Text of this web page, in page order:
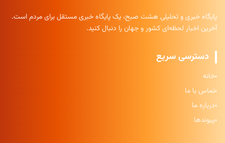
پایگاه خبری و تحلیلی هشت صبح، یک پایگاه خبری مستقل برای مردم است.
آخرین اخبار لحظه‌ای کشور و جهان را دنبال کنید.
دسترسی سریع
خانه
تماس با ما
درباره ما
پیوندها